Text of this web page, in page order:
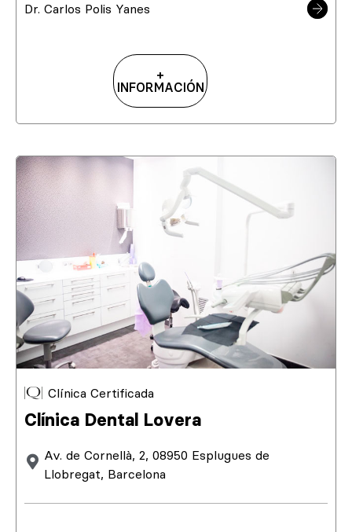
Dr. Carlos Polis Yanes
+
INFORMACIÓN
Clínica Certificada
Clínica Dental Lovera
Av. de Cornellà, 2, 08950 Esplugues de
Llobregat, Barcelona